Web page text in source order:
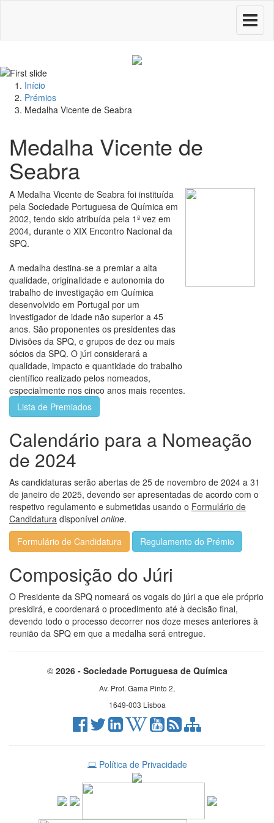
Toggle
Início
Prémios
Medalha Vicente de Seabra
Medalha Vicente de
Seabra
A Medalha Vicente de Seabra foi instituída
pela Sociedade Portuguesa de Química em
2002, tendo sido atribuída pela 1ª vez em
2004, durante o XIX Encontro Nacional da
SPQ.
A medalha destina-se a premiar a alta
qualidade, originalidade e autonomia do
trabalho de investigação em Química
desenvolvido em Portugal por um
investigador de idade não superior a 45
anos. São proponentes os presidentes das
Divisões da SPQ, e grupos de dez ou mais
sócios da SPQ. O júri considerará a
qualidade, impacto e quantidade do trabalho
científico realizado pelos nomeados,
especialmente nos cinco anos mais recentes.
Lista de Premiados
Calendário para a Nomeação
de 2024
As candidaturas serão abertas de 25 de novembro de 2024 a 31
de janeiro de 2025, devendo ser apresentadas de acordo com o
respetivo regulamento e submetidas usando o Formulário de
Candidatura disponível online.
Formulário de Candidatura
Regulamento do Prémio
Composição do Júri
O Presidente da SPQ nomeará os vogais do júri a que ele próprio
presidirá, e coordenará o procedimento até à decisão final,
devendo todo o processo decorrer nos doze meses anteriores à
reunião da SPQ em que a medalha será entregue.
© 2026 - Sociedade Portuguesa de Química
Av. Prof. Gama Pinto 2,
1649-003 Lisboa
Política de Privacidade